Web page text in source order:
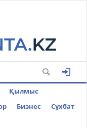
Қылмыс
Бизнес
Cұхбат